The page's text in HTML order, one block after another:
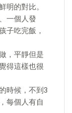
明的對比。
一個人發
子吃完飯，
，平靜但是
得這樣也很
時候，不到3
每個人有自